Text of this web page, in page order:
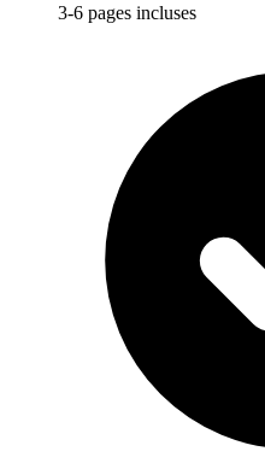
3-6 pages incluses